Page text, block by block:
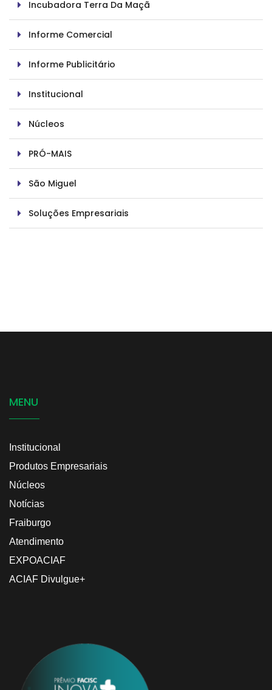
Incubadora Terra Da Maçã
Informe Comercial
Informe Publicitário
Institucional
Núcleos
PRÓ-MAIS
São Miguel
Soluções Empresariais
MENU
Institucional
Produtos Empresariais
Núcleos
Notícias
Fraiburgo
Atendimento
EXPOACIAF
ACIAF Divulgue+